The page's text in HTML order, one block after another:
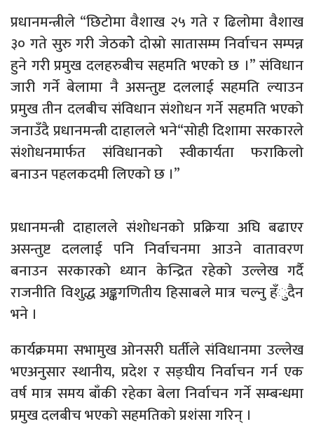
प्रधानमन्त्रीले “छिटोमा वैशाख २५ गते र ढिलोमा वैशाख
३० गते सुरु गरी जेठकोे दोस्रो सातासम्म निर्वाचन सम्पन्न
हुने गरी प्रमुख दलहरुबीच सहमति भएको छ ।” संविधान
जारी गर्ने बेलामा नै असन्तुष्ट दललाई सहमति ल्याउन
प्रमुख तीन दलबीच संविधान संशोधन गर्ने सहमति भएको
जनाउँदै प्रधानमन्त्री दाहालले भने“सोही दिशामा सरकारले
संशोधनमार्फत संविधानको स्वीकार्यता फराकिलो
बनाउन पहलकदमी लिएको छ ।”
प्रधानमन्त्री दाहालले संशोधनको प्रक्रिया अघि बढाएर
असन्तुष्ट दललाई पनि निर्वाचनमा आउने वातावरण
बनाउन सरकारको ध्यान केन्द्रित रहेको उल्लेख गर्दै
राजनीति विशुद्ध अङ्कगणितीय हिसाबले मात्र चल्नु हँुदैन
भने ।
कार्यक्रममा सभामुख ओनसरी घर्तीले संविधानमा उल्लेख
भएअनुसार स्थानीय, प्रदेश र सङ्घीय निर्वाचन गर्न एक
वर्ष मात्र समय बाँकी रहेका बेला निर्वाचन गर्ने सम्बन्धमा
प्रमुख दलबीच भएको सहमतिको प्रशंसा गरिन् ।